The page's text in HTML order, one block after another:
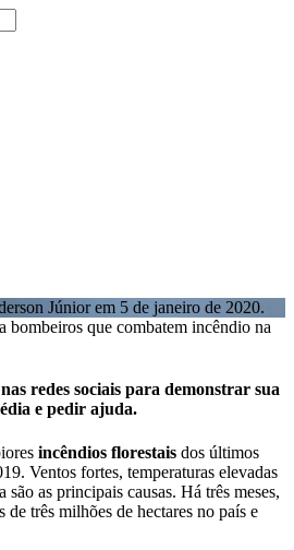
Júnior em 5 de janeiro de 2020.
bombeiros que combatem incêndio na
redes sociais para demonstrar sua
e pedir ajuda.
incêndios florestais dos últimos
Ventos fortes, temperaturas elevadas
são as principais causas. Há três meses,
de três milhões de hectares no país e